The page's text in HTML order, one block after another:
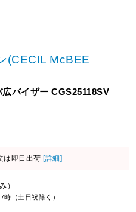
(CECIL McBEE
バイザー CGS25118SV
は即日出荷 [詳細]
）
時（土日祝除く）